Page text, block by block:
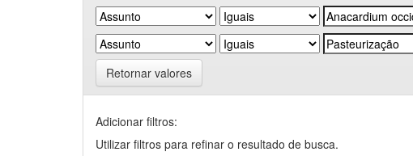
Retornar valores
Adicionar filtros:
Utilizar filtros para refinar o resultado de busca.